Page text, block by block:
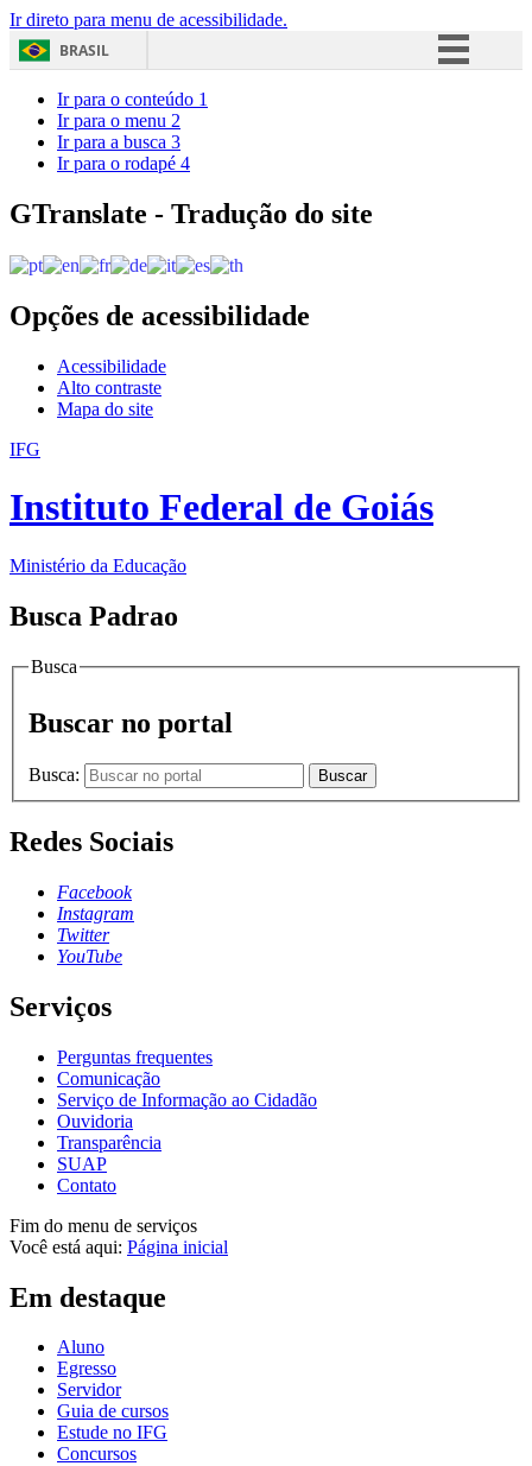
Ir direto para menu de acessibilidade.
BRASIL
Acesso à informação
Ir para o conteúdo 1
Ir para o menu 2
Ir para a busca 3
Ir para o rodapé 4
GTranslate - Tradução do site
Opções de acessibilidade
Acessibilidade
Alto contraste
Mapa do site
IFG
Instituto Federal de Goiás
Ministério da Educação
Busca Padrao
Busca
Buscar no portal
Busca: Buscar
Redes Sociais
Facebook
Instagram
Twitter
YouTube
Serviços
Perguntas frequentes
Comunicação
Serviço de Informação ao Cidadão
Ouvidoria
Transparência
SUAP
Contato
Fim do menu de serviços
Você está aqui: Página inicial
Em destaque
Aluno
Egresso
Servidor
Guia de cursos
Estude no IFG
Concursos